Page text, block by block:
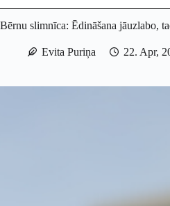
Bērnu slimnīca: Ēdināšana jāuzlabo,
Evita Puriņa 22. Apr,